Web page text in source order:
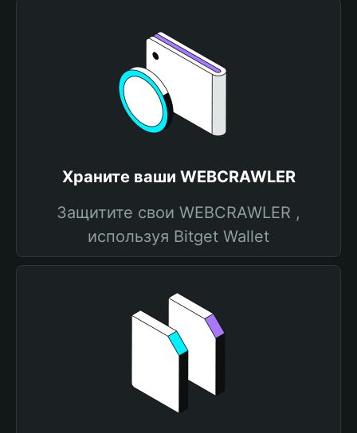
Храните ваши WEBCRAWLER
Защитите свои WEBCRAWLER ,
используя Bitget Wallet